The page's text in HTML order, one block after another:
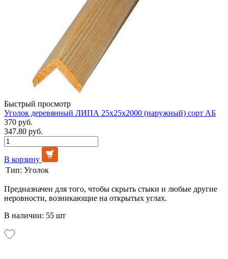
Быстрый просмотр
Уголок деревянный ЛИПА 25х25х2000 (наружный) сорт АБ
370 руб.
347.80 руб.
В корзину
Тип: Уголок
Предназначен для того, чтобы скрыть стыки и любые другие
неровности, возникающие на открытых углах.
В наличии: 55 шт